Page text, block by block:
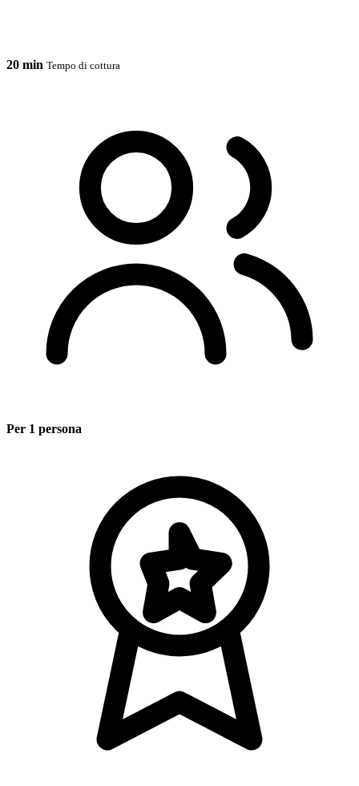
20 min Tempo di cottura
Per 1 persona